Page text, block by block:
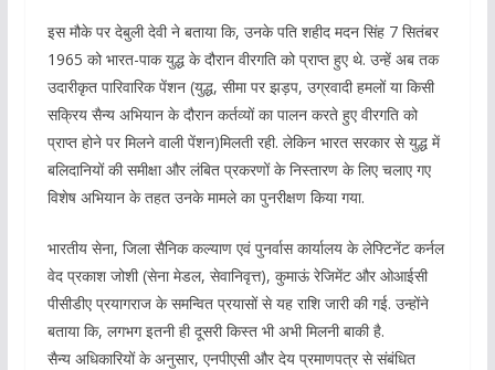
इस मौके पर देबुली देवी ने बताया कि, उनके पति शहीद मदन सिंह 7 सितंबर
1965 को भारत-पाक युद्ध के दौरान वीरगति को प्राप्त हुए थे. उन्हें अब तक
उदारीकृत पारिवारिक पेंशन (युद्ध, सीमा पर झड़प, उग्रवादी हमलों या किसी
सक्रिय सैन्य अभियान के दौरान कर्तव्यों का पालन करते हुए वीरगति को
प्राप्त होने पर मिलने वाली पेंशन)मिलती रही. लेकिन भारत सरकार से युद्ध में
बलिदानियों की समीक्षा और लंबित प्रकरणों के निस्तारण के लिए चलाए गए
विशेष अभियान के तहत उनके मामले का पुनरीक्षण किया गया.
भारतीय सेना, जिला सैनिक कल्याण एवं पुनर्वास कार्यालय के लेफ्टिनेंट कर्नल
वेद प्रकाश जोशी (सेना मेडल, सेवानिवृत्त), कुमाऊं रेजिमेंट और ओआईसी
पीसीडीए प्रयागराज के समन्वित प्रयासों से यह राशि जारी की गई. उन्होंने
बताया कि, लगभग इतनी ही दूसरी किस्त भी अभी मिलनी बाकी है.
सैन्य अधिकारियों के अनुसार, एनपीएसी और देय प्रमाणपत्र से संबंधित